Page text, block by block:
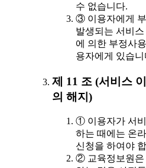
수 없습니다.
③ 이용자에게
발생되는 서비
에 의한 부정사
용자에게 있습니
제 11 조 (서비스
의 해지)
① 이용자가 서
하는 때에는 온
신청을 하여야
② 교육정보원은